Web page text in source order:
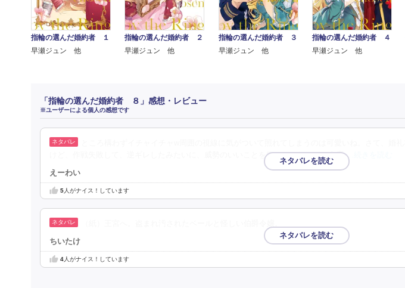
指輪の選んだ婚約者 １
早瀬ジュン 他
指輪の選んだ婚約者 ２
早瀬ジュン 他
指輪の選んだ婚約者 ３
早瀬ジュン 他
指輪の選んだ婚約者 ４
早瀬ジュン 他
「指輪の選んだ婚約者 ８」感想・レビュー
※ユーザーによる個人の感想です
けど、作戦失敗して、逆ギレしたみたいに、威勢のいいことを口にしてたけど、今度 …続きを読む
えーわい
5人がナイス！しています
ちいたけ
4人がナイス！しています